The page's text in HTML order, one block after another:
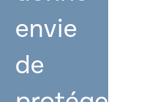
envie
de